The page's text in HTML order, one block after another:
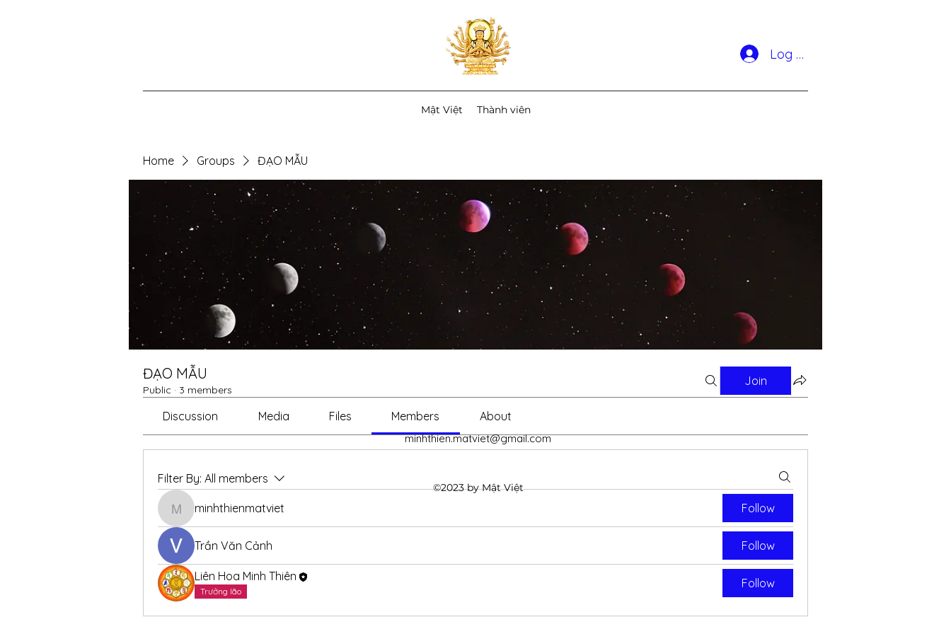
Log In
Mật Việt Thành viên
Home Groups ĐẠO MẪU
ĐẠO MẪU
Public · 3 members
Join
Discussion Media Files Members About
Filter By: All members
minhthienmatviet
minhthienmatviet Follow
Trần Văn Cảnh Follow
Liên Hoa Minh Thiên
Trưởng lão
Follow
minhthien.matviet@gmail.com
©2023 by Mật Việt